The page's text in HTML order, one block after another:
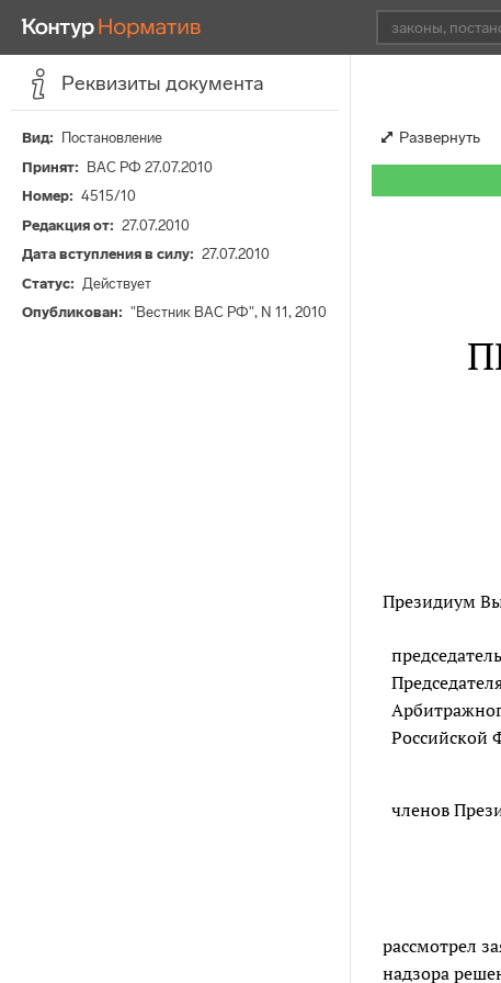
Реквизиты документа
Вид
Постановление
Принят
ВАС РФ 27.07.2010
Номер
4515/10
Редакция от
27.07.2010
Дата вступления в силу
27.07.2010
Статус
Действует
Опубликован
"Вестник ВАС РФ", N 11, 2010
Развернуть
Президиум
Российской
членов
рассмотрел
надзора